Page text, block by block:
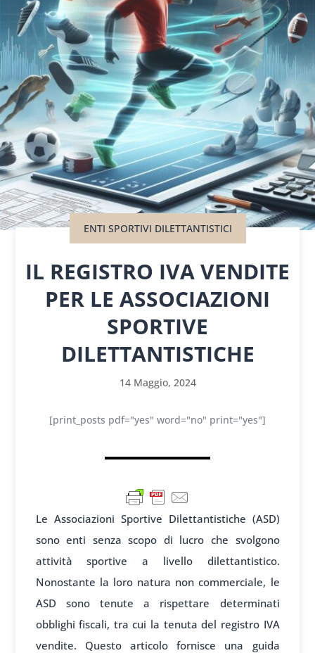
ENTI SPORTIVI DILETTANTISTICI
IL REGISTRO IVA VENDITE
PER LE ASSOCIAZIONI
SPORTIVE
DILETTANTISTICHE
14 Maggio, 2024
[print_posts pdf="yes" word="no" print="yes"]
Le Associazioni Sportive Dilettantistiche (ASD)
sono enti senza scopo di lucro che svolgono
attività sportive a livello dilettantistico.
Nonostante la loro natura non commerciale, le
ASD sono tenute a rispettare determinati
obblighi fiscali, tra cui la tenuta del registro IVA
vendite. Questo articolo fornisce una guida